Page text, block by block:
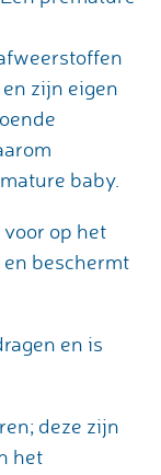
zijn eigen
baby.
op het
beschermt
en is
deze zijn
het